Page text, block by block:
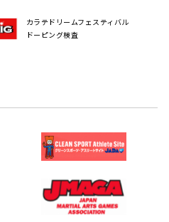
カラテドリームフェスティバル
ドーピング検査